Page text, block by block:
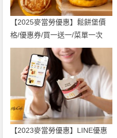
【2025麥當勞優惠】鬆餅堡價
格/優惠券/買一送一/菜單一次
看！
【2023麥當勞優惠】LINE優惠